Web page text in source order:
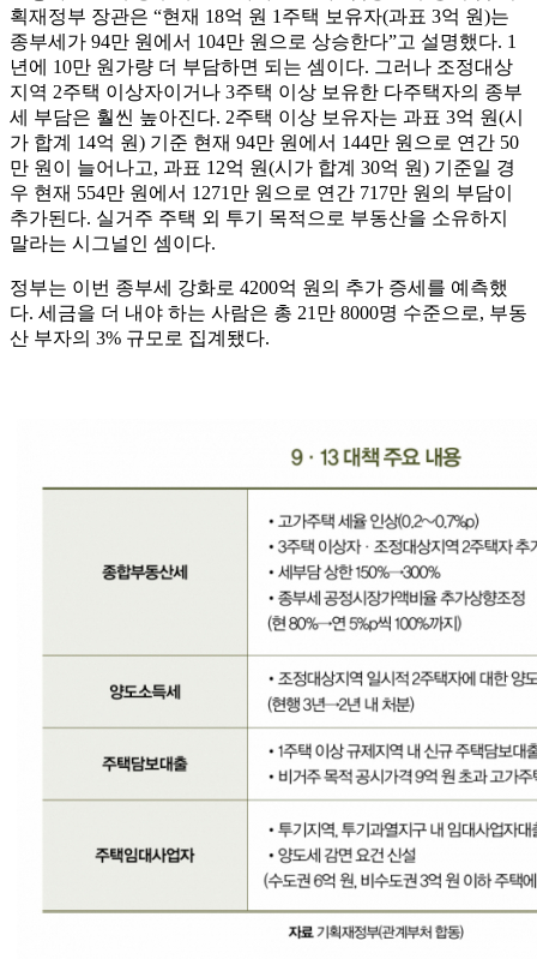
획재정부 장관은 “현재 18억 원 1주택 보유자(과표 3억 원)는
종부세가 94만 원에서 104만 원으로 상승한다”고 설명했다. 1
년에 10만 원가량 더 부담하면 되는 셈이다. 그러나 조정대상
지역 2주택 이상자이거나 3주택 이상 보유한 다주택자의 종부
세 부담은 훨씬 높아진다. 2주택 이상 보유자는 과표 3억 원(시
가 합계 14억 원) 기준 현재 94만 원에서 144만 원으로 연간 50
만 원이 늘어나고, 과표 12억 원(시가 합계 30억 원) 기준일 경
우 현재 554만 원에서 1271만 원으로 연간 717만 원의 부담이
추가된다. 실거주 주택 외 투기 목적으로 부동산을 소유하지
말라는 시그널인 셈이다.
정부는 이번 종부세 강화로 4200억 원의 추가 증세를 예측했
다. 세금을 더 내야 하는 사람은 총 21만 8000명 수준으로, 부동
산 부자의 3% 규모로 집계됐다.